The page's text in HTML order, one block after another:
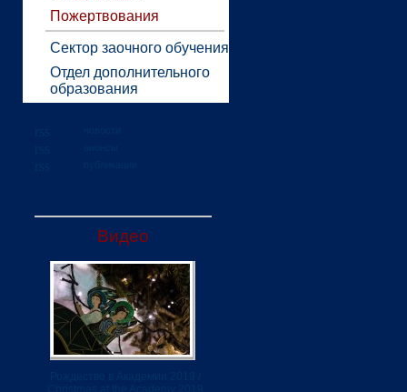
Пожертвования
Сектор заочного обучения
Отдел дополнительного
образования
Видео